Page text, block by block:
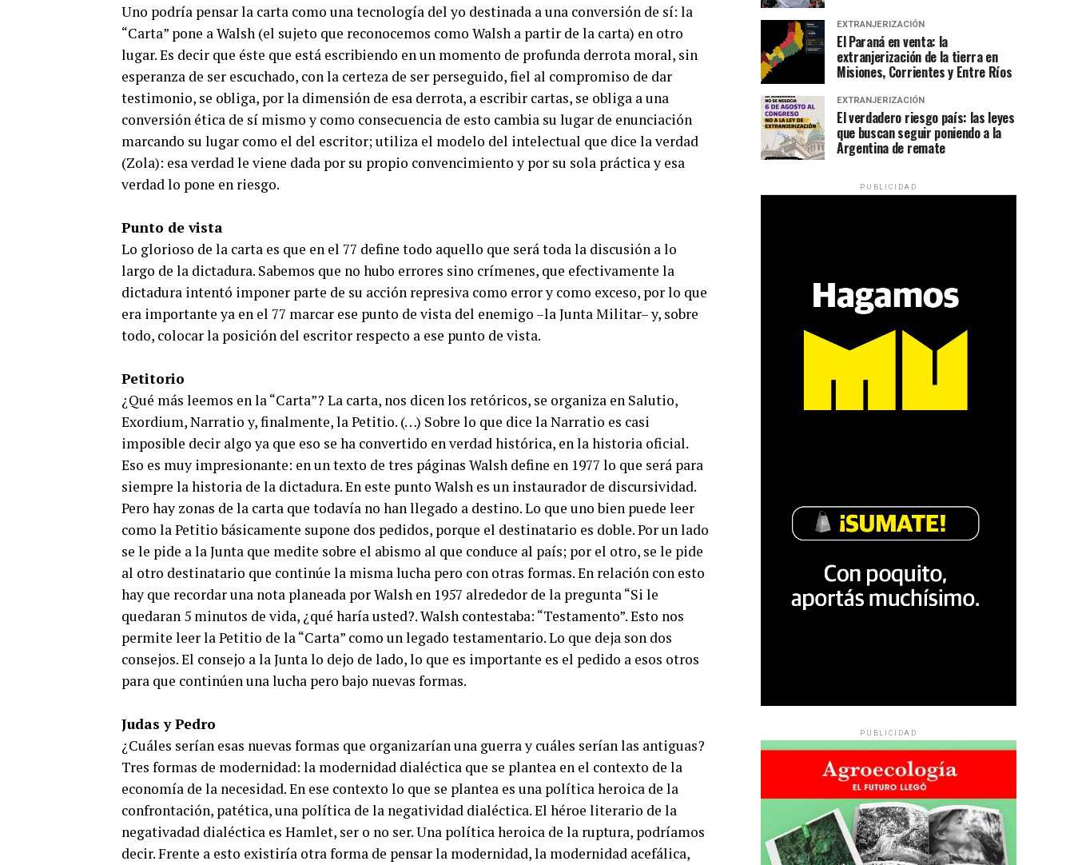
Uno podría pensar la carta como una tecnología del yo destinada a una conversión de sí: la
“Carta” pone a Walsh (el sujeto que reconocemos como Walsh a partir de la carta) en otro
lugar. Es decir que éste que está escribiendo en un momento de profunda derrota moral, sin
esperanza de ser escuchado, con la certeza de ser perseguido, fiel al compromiso de dar
testimonio, se obliga, por la dimensión de esa derrota, a escribir cartas, se obliga a una
conversión ética de sí mismo y como consecuencia de esto cambia su lugar de enunciación
marcando su lugar como el del escritor; utiliza el modelo del intelectual que dice la verdad
(Zola): esa verdad le viene dada por su propio convencimiento y por su sola práctica y esa
verdad lo pone en riesgo.
Punto de vista
Lo glorioso de la carta es que en el 77 define todo aquello que será toda la discusión a lo
largo de la dictadura. Sabemos que no hubo errores sino crímenes, que efectivamente la
dictadura intentó imponer parte de su acción represiva como error y como exceso, por lo que
era importante ya en el 77 marcar ese punto de vista del enemigo –la Junta Militar– y, sobre
todo, colocar la posición del escritor respecto a ese punto de vista.
Petitorio
¿Qué más leemos en la “Carta”? La carta, nos dicen los retóricos, se organiza en Salutio,
Exordium, Narratio y, finalmente, la Petitio. (…) Sobre lo que dice la Narratio es casi
imposible decir algo ya que eso se ha convertido en verdad histórica, en la historia oficial.
Eso es muy impresionante: en un texto de tres páginas Walsh define en 1977 lo que será para
siempre la historia de la dictadura. En este punto Walsh es un instaurador de discursividad.
Pero hay zonas de la carta que todavía no han llegado a destino. Lo que uno bien puede leer
como la Petitio básicamente supone dos pedidos, porque el destinatario es doble. Por un lado
se le pide a la Junta que medite sobre el abismo al que conduce al país; por el otro, se le pide
al otro destinatario que continúe la misma lucha pero con otras formas. En relación con esto
hay que recordar una nota planeada por Walsh en 1957 alrededor de la pregunta “Si le
quedaran 5 minutos de vida, ¿qué haría usted?. Walsh contestaba: “Testamento”. Esto nos
permite leer la Petitio de la “Carta” como un legado testamentario. Lo que deja son dos
consejos. El consejo a la Junta lo dejo de lado, lo que es importante es el pedido a esos otros
para que continúen una lucha pero bajo nuevas formas.
Judas y Pedro
¿Cuáles serían esas nuevas formas que organizarían una guerra y cuáles serían las antiguas?
Tres formas de modernidad: la modernidad dialéctica que se plantea en el contexto de la
economía de la necesidad. En ese contexto lo que se plantea es una política heroica de la
confrontación, patética, una política de la negatividad dialéctica. El héroe literario de la
negativadad dialéctica es Hamlet, ser o no ser. Una política heroica de la ruptura, podríamos
decir. Frente a esto existiría otra forma de pensar la modernidad, la modernidad acefálica,
EXTRANJERIZACIÓN
El Paraná en venta: la
extranjerización de la tierra en
Misiones, Corrientes y Entre Ríos
EXTRANJERIZACIÓN
El verdadero riesgo país: las leyes
que buscan seguir poniendo a la
Argentina de remate
PUBLICIDAD
PUBLICIDAD